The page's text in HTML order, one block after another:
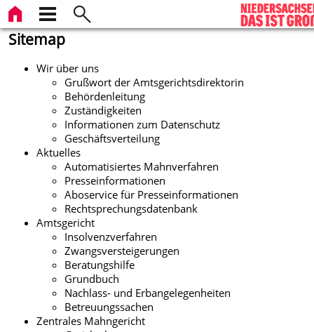
Sitemap
Wir über uns
Grußwort der Amtsgerichtsdirektorin
Behördenleitung
Zuständigkeiten
Informationen zum Datenschutz
Geschäftsverteilung
Aktuelles
Automatisiertes Mahnverfahren
Presseinformationen
Aboservice für Presseinformationen
Rechtsprechungsdatenbank
Amtsgericht
Insolvenzverfahren
Zwangsversteigerungen
Beratungshilfe
Grundbuch
Nachlass- und Erbangelegenheiten
Betreuungssachen
Zentrales Mahngericht